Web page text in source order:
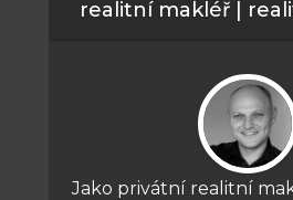
realitní makléř |
Jako privátní realitní